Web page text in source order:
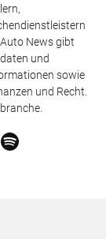
News gibt
und
sowie
und Recht.